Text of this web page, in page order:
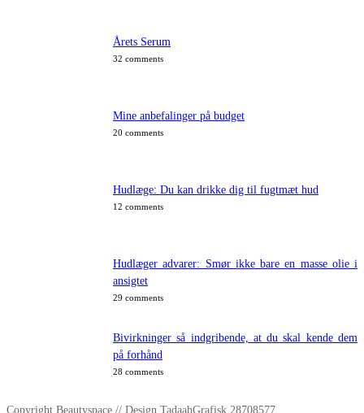
Årets Serum
32 comments
Mine anbefalinger på budget
20 comments
Hudlæge: Du kan drikke dig til fugtmæt hud
12 comments
Hudlæger advarer: Smør ikke bare en masse olie i
ansigtet
29 comments
Bivirkninger så indgribende, at du skal kende dem
på forhånd
28 comments
Copyright Beautyspace // Design TadaahGrafisk 28708577